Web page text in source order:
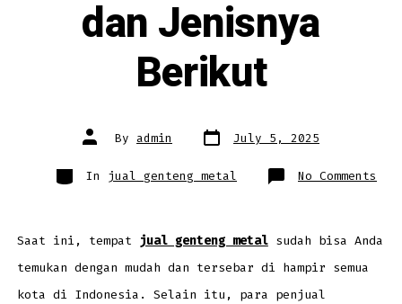
dan Jenisnya
Berikut
Post
author
By admin Post
date
July 5, 2025
Categories
In jual genteng metal No Comments
dan
Saat ini, tempat jual genteng metal sudah bisa Anda
temukan dengan mudah dan tersebar di hampir semua
kota di Indonesia. Selain itu, para penjual